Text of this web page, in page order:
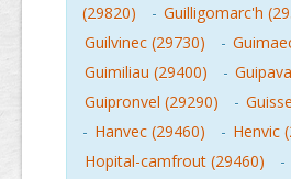
(29820)
- Guilligomarc'h
Guilvinec (29730)
-
Guimiliau (29400)
-
Guipronvel (29290)
-
- Hanvec (29460) - Henvic
Hopital-camfrout (29460)
-